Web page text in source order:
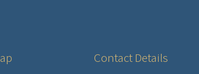
Contact Details